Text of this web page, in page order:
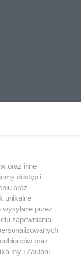
powielany i
jakikolwiek sposób (w
polu
w Internecie
użycie lub
prawa, tzn.
kary i może być ścigane
oraz inne
dostęp i
oraz
unikalne
przez
zapewniania
oraz
my i Zaufani